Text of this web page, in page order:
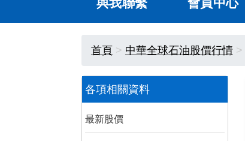
與我聯繫 會員中心
首頁 中華全球石油股價行情
各項相關資料
最新股價